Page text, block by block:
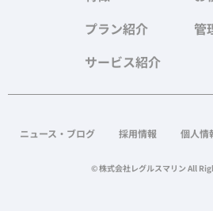
プラン紹介
サービス紹介
管
ニュース・ブログ 採用情報 個人情
© 株式会社レグルスマリン All